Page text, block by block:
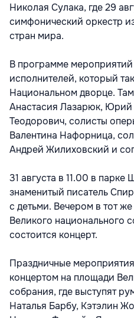
Николая Сулака, где 29
симфонический оркестр
стран мира.
В программе
исполнителей, который
Национальном дворце.
Анастасия Лазарюк,
Теодорович, солисты
Валентина Нафорница,
Андрей Жилиховский и
31 августа в 11.00 в
знаменитый писатель
с детьми. Вечером в тот
Великого национального
состоится концерт.
Праздничные
концертом на площади
собрания, где выступят
Наталья Барбу, Кэтэлин